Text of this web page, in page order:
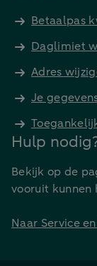
Betaalpas
Daglimiet
Adres
Je
Hulp
Bekijk op de
vooruit kunnen
Naar Service